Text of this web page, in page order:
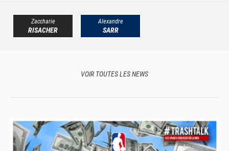
Zaccharie
RISACHER
Alexandre
SARR
VOIR TOUTES LES NEWS